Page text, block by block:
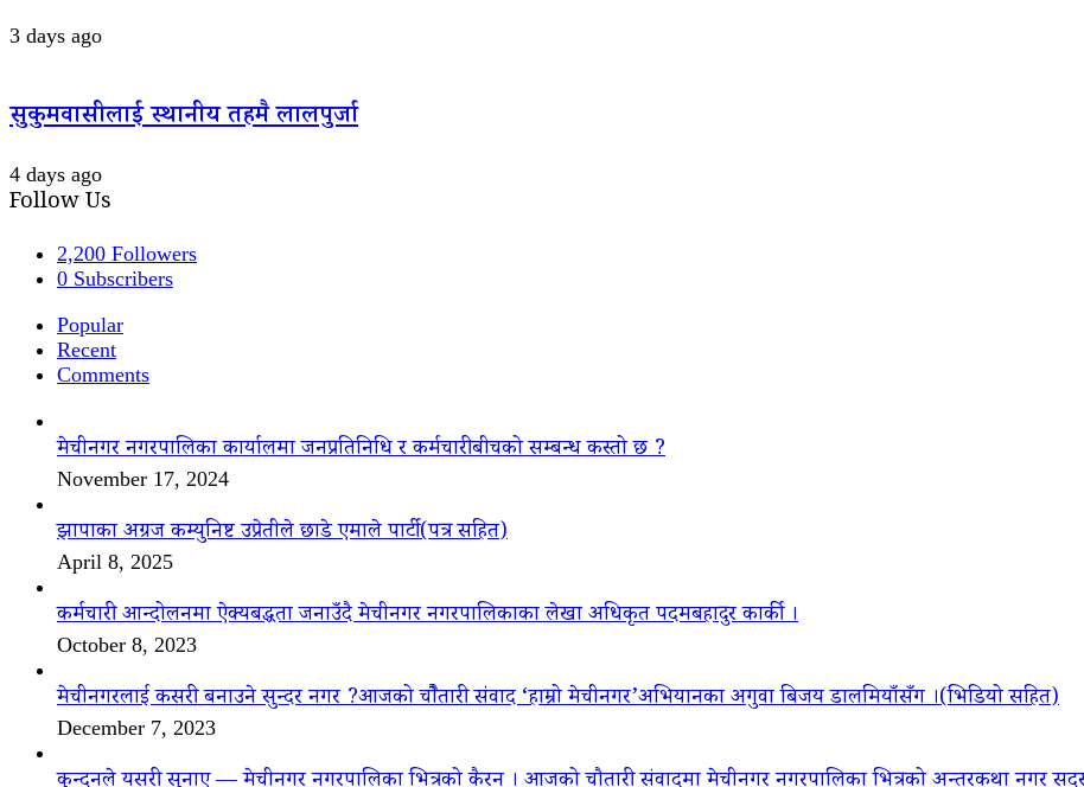
3 days ago
सुकुमवासीलाई स्थानीय तहमै लालपुर्जा
4 days ago
Follow Us
2,200 Followers
0 Subscribers
Popular
Recent
Comments
मेचीनगर नगरपालिका कार्यालमा जनप्रतिनिधि र कर्मचारीबीचको सम्बन्ध कस्तो छ ?
November 17, 2024
झापाका अग्रज कम्युनिष्ट उप्रेतीले छाडे एमाले पार्टी(पत्र सहित)
April 8, 2025
कर्मचारी आन्दोलनमा ऐक्यबद्धता जनाउँदै मेचीनगर नगरपालिकाका लेखा अधिकृत पदमबहादुर कार्की ।
October 8, 2023
मेचीनगरलाई कसरी बनाउने सुन्दर नगर ?आजको चौैतारी संवाद ‘हाम्रो मेचीनगर’अभियानका अगुवा बिजय डालमियाँसँग ।(भिडियो सहित)
December 7, 2023